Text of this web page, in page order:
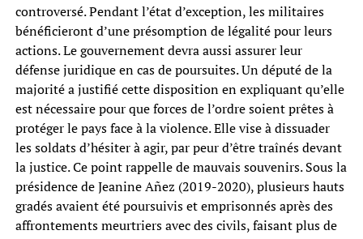
controversé. Pendant l’état d’exception, les militaires
bénéficieront d’une présomption de légalité pour leurs
actions. Le gouvernement devra aussi assurer leur
défense juridique en cas de poursuites. Un député de la
majorité a justifié cette disposition en expliquant qu’elle
est nécessaire pour que forces de l’ordre soient prêtes à
protéger le pays face à la violence. Elle vise à dissuader
les soldats d’hésiter à agir, par peur d’être traînés devant
la justice. Ce point rappelle de mauvais souvenirs. Sous la
présidence de Jeanine Añez (2019-2020), plusieurs hauts
gradés avaient été poursuivis et emprisonnés après des
affrontements meurtriers avec des civils, faisant plus de